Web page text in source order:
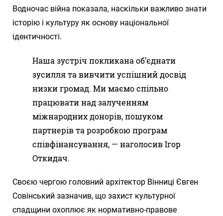
Водночас війна показала, наскільки важливо знати
історію і культуру як основу національної
ідентичності.
Наша зустріч покликана об’єднати
зусилля та вивчити успішний досвід
низки громад. Ми маємо спільно
працювати над залученням
міжнародних донорів, пошуком
партнерів та розробкою програм
співфінансування, — наголосив Ігор
Откидач.
Своєю чергою головний архітектор Вінниці Євген
Совінський зазначив, що захист культурної
спадщини охоплює як нормативно-правове